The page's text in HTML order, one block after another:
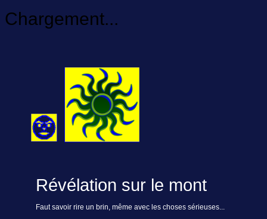
Chargement...
Révélation sur le mont
Faut savoir rire un brin, même avec les choses sérieuses...